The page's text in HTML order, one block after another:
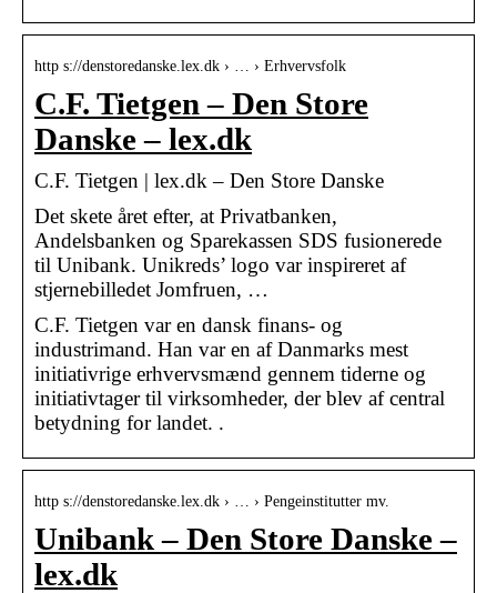
http s://denstoredanske.lex.dk › … › Erhvervsfolk
C.F. Tietgen – Den Store
Danske – lex.dk
C.F. Tietgen | lex.dk – Den Store Danske
Det skete året efter, at Privatbanken,
Andelsbanken og Sparekassen SDS fusionerede
til Unibank. Unikreds’ logo var inspireret af
stjernebilledet Jomfruen, …
C.F. Tietgen var en dansk finans- og
industrimand. Han var en af Danmarks mest
initiativrige erhvervsmænd gennem tiderne og
initiativtager til virksomheder, der blev af central
betydning for landet. .
http s://denstoredanske.lex.dk › … › Pengeinstitutter mv.
Unibank – Den Store Danske –
lex.dk